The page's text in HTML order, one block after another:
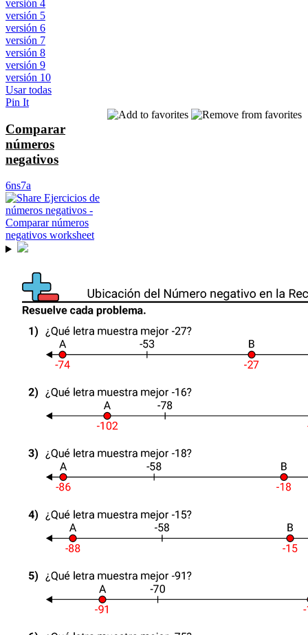
versión 4
versión 5
versión 6
versión 7
versión 8
versión 9
versión 10
Usar todas
Pin It
Comparar
números
negativos
6ns7a